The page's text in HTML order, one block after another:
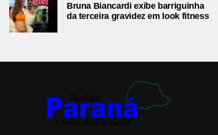
Bruna Biancardi exibe barriguinha
da terceira gravidez em look fitness